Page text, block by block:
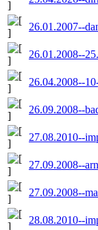
26.01.2007--
26.01.2008--
26.04.2008--
26.09.2008--
27.08.2010--
27.09.2008--
27.09.2008--
28.08.2010--